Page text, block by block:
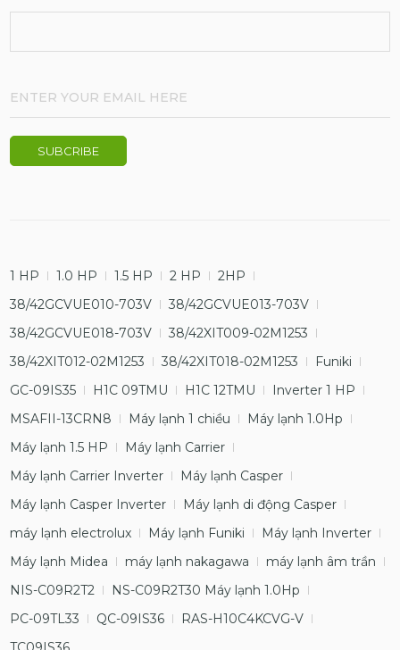
1 HP 1.0 HP 1.5 HP 2 HP
2HP
38/42GCVUE010-703V
38/42GCVUE013-703V
38/42GCVUE018-703V
38/42XIT009-02M1253
38/42XIT012-02M1253
38/42XIT018-02M1253
Funiki
GC-09IS35
H1C 09TMU H1C 12TMU
Inverter 1 HP
MSAFII-13CRN8
Máy lạnh 1 chiều
Máy lạnh 1.0Hp
Máy lạnh 1.5 HP
Máy lạnh Carrier
Máy lạnh Carrier Inverter
Máy lạnh Casper
Máy lạnh Casper Inverter
Máy lạnh di động Casper
máy lạnh electrolux
Máy lạnh Funiki
Máy lạnh Inverter
Máy lạnh Midea
máy lạnh nakagawa
máy lạnh âm trần
NIS-C09R2T2
NS-C09R2T30 Máy lạnh 1.0Hp
PC-09TL33
QC-09IS36
RAS-H10C4KCVG-V